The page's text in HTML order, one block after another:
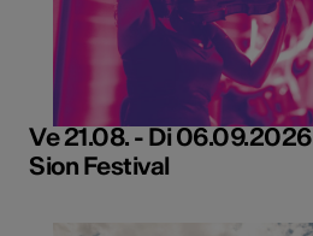
Ve 21.08. - Di 06.09.2026
Sion Festival